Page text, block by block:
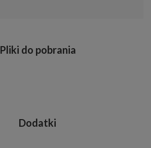
Pliki do pobrania
Dodatki